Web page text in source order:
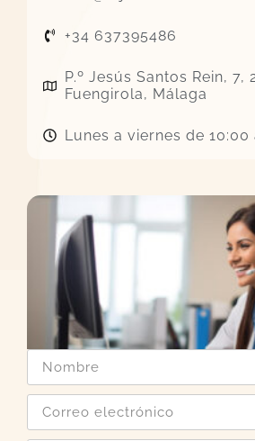
+34 637395486
P.º Jesús Santos Rein, 7,
Fuengirola, Málaga
Lunes a viernes de 10:00